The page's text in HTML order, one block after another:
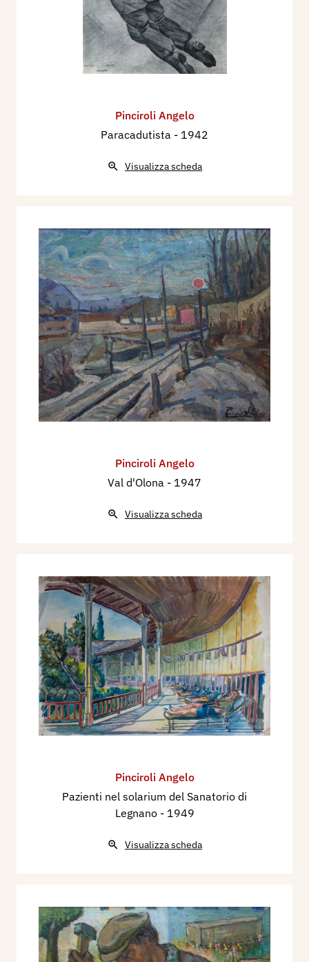
Pinciroli Angelo
Paracadutista - 1942
Visualizza scheda
Pinciroli Angelo
Val d'Olona - 1947
Visualizza scheda
Pinciroli Angelo
Pazienti nel solarium del Sanatorio di
Legnano - 1949
Visualizza scheda